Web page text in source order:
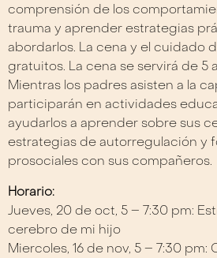
comprensión de los
trauma y aprender estrategias
abordarlos. La cena y el cuidado
gratuitos. La cena se servirá de 5
Mientras los padres asisten a la
participarán en actividades
ayudarlos a aprender sobre sus
estrategias de autorregulación y
prosociales con sus compañeros.
Horario:
Jueves, 20 de oct, 5 – 7:30 pm:
cerebro de mi hijo
Miercoles, 16 de nov, 5 – 7:30 pm: